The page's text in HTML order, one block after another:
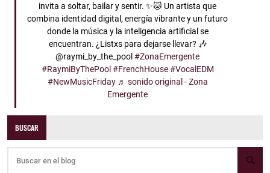
invita a soltar, bailar y sentir. ✨🐱 Un artista que
combina identidad digital, energía vibrante y un futuro
donde la música y la inteligencia artificial se
encuentran. ¿Listxs para dejarse llevar? 🎶
@raymi_by_the_pool#ZonaEmergente
#RaymiByThePool #FrenchHouse #VocalEDM
#NewMusicFriday ♬ sonido original - Zona
Emergente
BUSCAR